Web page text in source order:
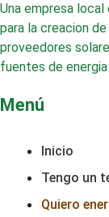
Una empresa
para la creacion
proveedores
fuentes de
Menú
Inicio
Tengo un
Quiero